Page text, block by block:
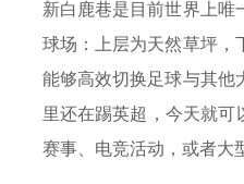
新白鹿巷是目前世界上唯
球场：上层为天然草坪，
能够高效切换足球与其他
里还在踢英超，今天就
赛事、电竞活动，或者大